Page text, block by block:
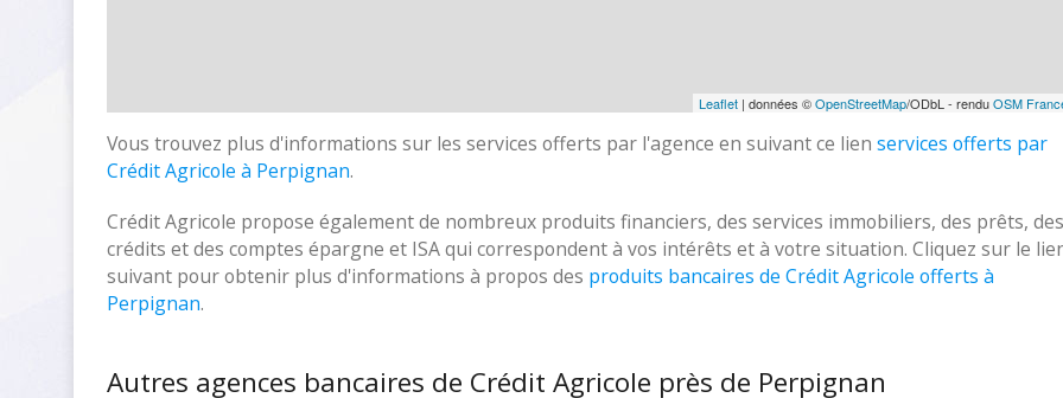
Leaflet| données ©OpenStreetMap/ODbL - renduOSM
Vous trouvez plus d'informations sur les services offerts par l'agence en suivant ce lien services offerts par
Crédit Agricole à Perpignan.
Crédit Agricole propose également de nombreux produits financiers, des services immobiliers, des prêts, des
crédits et des comptes épargne et ISA qui correspondent à vos intérêts et à votre situation. Cliquez sur le
suivant pour obtenir plus d'informations à propos des produits bancaires de Crédit Agricole offerts à
Perpignan.
Autres agences bancaires de Crédit Agricole près de Perpignan